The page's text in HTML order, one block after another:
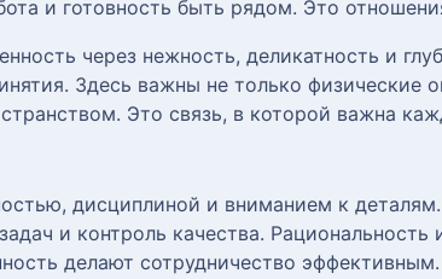
и готовность быть рядом. Это
через нежность, деликатность и
Здесь важны не только физические
Это связь, в которой важна
дисциплиной и вниманием к
и контроль качества.
делают сотрудничество